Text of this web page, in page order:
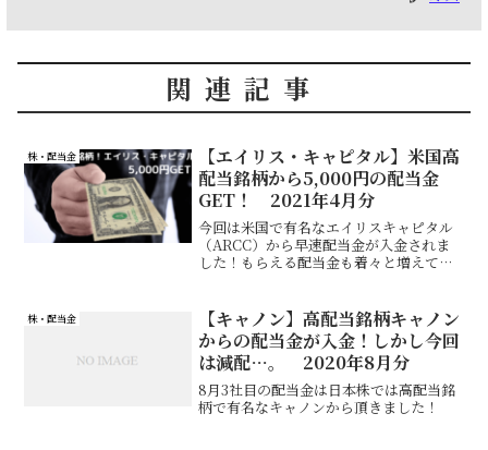
関連記事
株・配当金
【エイリス・キャピタル】米国高
配当銘柄から5,000円の配当金
GET！ 2021年4月分
今回は米国で有名なエイリスキャピタル
（ARCC）から早速配当金が入金されま
した！もらえる配当金も着々と増えてき
株・配当金
【キャノン】高配当銘柄キャノン
からの配当金が入金！しかし今回
は減配…。 2020年8月分
8月3社目の配当金は日本株では高配当銘
柄で有名なキャノンから頂きました！